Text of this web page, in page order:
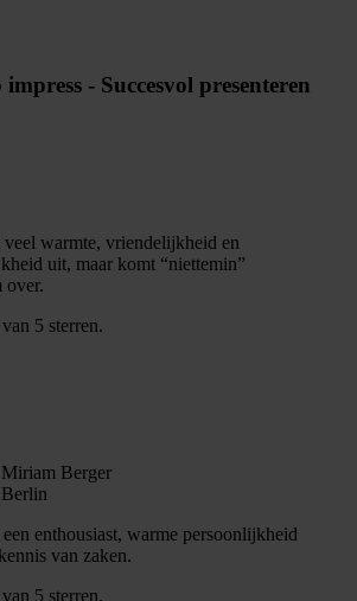
impress - Succesvol presenteren
veel warmte, vriendelijkheid en
uit, maar komt “niettemin”
over.
5 sterren.
Miriam Berger
enthousiast, warme persoonlijkheid
van zaken.
5 sterren.